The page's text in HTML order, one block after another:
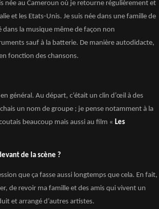
née au Cameroun où je retourne régulièrement et
et les Etats-Unis. Je suis née dans une famille de
dans la musique même de façon non
sauf à la batterie. De manière autodidacte,
fonction des chansons.
général. Au départ, c’était un clin d’œil à des
un nom de groupe ; je pense notamment à la
beaucoup mais aussi au film « Les
de la scène ?
que ça fasse aussi longtemps que cela. En fait,
de revoir ma famille et des amis qui vivent un
et arrangé d’autres artistes.